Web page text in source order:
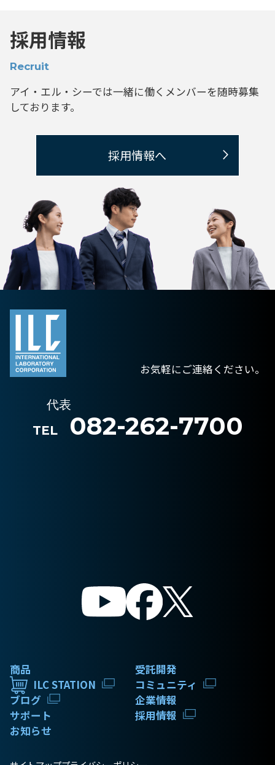
採用情報
Recruit
アイ・エル・シーでは一緒に働くメンバーを随時募集
しております。
採用情報へ
お気軽にご連絡ください。
代表
TEL
082-262-7700
商品
受託開発
ILC STATION
コミュニティ
ブログ
企業情報
サポート
採用情報
お知らせ